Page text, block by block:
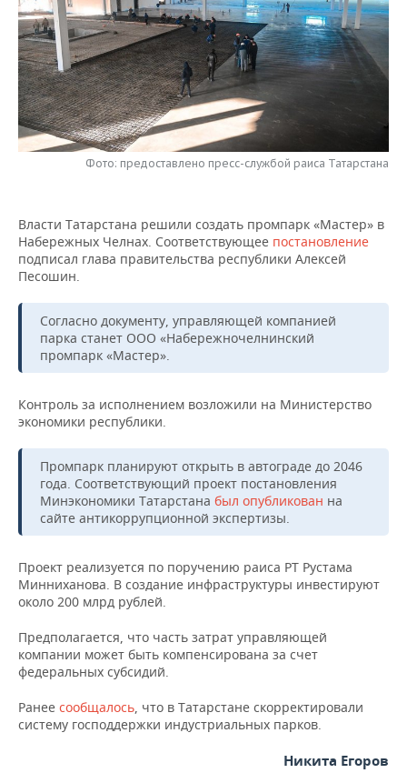
НЕФТЬ
ОПК
ЭНЕРГЕТИКА
РОЗНИЧНАЯ ТОРГОВЛЯ
ТРАНСПОРТ
УСЛУГИ
НОВОСТИ ТЕХНОЛОГИЙ
IT
МЕДИА
ТЕЛЕКОММУНИКАЦИИ
МЕРОПРИЯТИЯ
НОВОСТИ МЕРОПРИЯТИЙ
ВЫЕЗДНАЯ РЕДАКЦИЯ
БИЗНЕС-БРАНЧИ
ОТКРЫТАЯ ЛЕКЦИЯ
СПОРТ
НОВОСТИ СПОРТА
ФУТБОЛ
БАСКЕТБОЛ
ВОЛЕЙБОЛ
КИБЕРСПОРТ
ФИГУРНОЕ КАТАНИЕ
ХОККЕЙ С МЯЧОМ
ОБЩЕСТВО
НОВОСТИ ОБЩЕСТВА
ИНФРАСТРУКТУРА
ИСТОРИЯ
КУЛЬТУРА
МЕДИЦИНА
ПРОИСШЕСТВИЯ
ФОТОГАЛЕРЕЯ
СПРАВОЧНИК
СПИСОК ПЕРСОН
СПИСОК КОМПАНИЙ
ПОЛНАЯ ВЕРСИЯ
Фото: предоставлено пресс-службой раиса Татарстана
Власти Татарстана решили создать промпарк «Мастер» в
Набережных Челнах. Соответствующее постановление
подписал глава правительства республики Алексей
Песошин.
Согласно документу, управляющей компанией
парка станет ООО «Набережночелнинский
промпарк «Мастер».
Контроль за исполнением возложили на Министерство
экономики республики.
Промпарк планируют открыть в автограде до 2046
года. Соответствующий проект постановления
Минэкономики Татарстана был опубликован на
сайте антикоррупционной экспертизы.
Проект реализуется по поручению раиса РТ Рустама
Минниханова. В создание инфраструктуры инвестируют
около 200 млрд рублей.
Предполагается, что часть затрат управляющей
компании может быть компенсирована за счет
федеральных субсидий.
Ранее сообщалось, что в Татарстане скорректировали
систему господдержки индустриальных парков.
Никита Егоров